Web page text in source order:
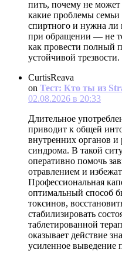
пить, почему не может
какие проблемы
спиртного и нужна ли
при обращении — не
как провести полный
устойчивой трезвости.
CurtisReava
on Тест: Кто ты из
02.08.2026 в 20:33
Длительное
приводит к общей
внутренних органов и
синдрома. В такой
оперативно помочь
отравлением и
Профессиональная
оптимальный способ
токсинов,
стабилизировать
таблетированной
оказывает действие
усиленное выведение